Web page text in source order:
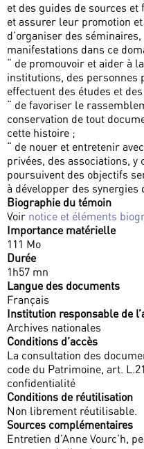
et des guides de sources
et assurer leur promotion
d’organiser des
manifestations dans ce
“ de promouvoir et aider à
institutions, des personnes
effectuent des études et
“ de favoriser le
conservation de tout
cette histoire ;
“ de nouer et entretenir
privées, des associations,
poursuivent des objectifs
à développer des synergies
Biographie du témoin
Voir notice et éléments
Importance matérielle
111 Mo
Durée
1h57 mn
Langue des documents
Français
Institution responsable de
Archives nationales
Conditions d’accès
La consultation des
code du Patrimoine, art.
confidentialité
Conditions de réutilisation
Non librement réutilisable.
Sources complémentaires
Entretien d’Anne Vourc’h,